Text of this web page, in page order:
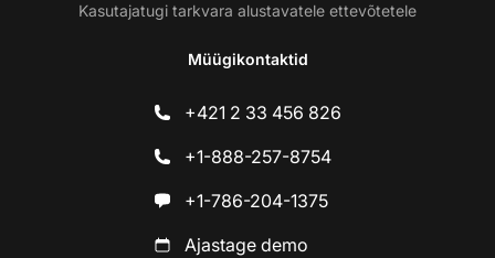
Kasutajatugi tarkvara alustavatele ettevõtetele
Müügikontaktid
+421 2 33 456 826
+1-888-257-8754
+1-786-204-1375
Ajastage demo